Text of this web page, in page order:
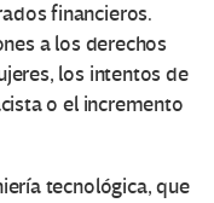
financieros.
a los derechos
los intentos de
o el incremento
tecnológica, que